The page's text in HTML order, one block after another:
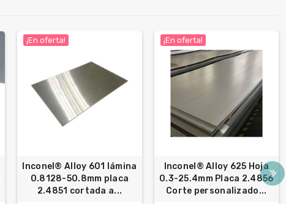
¡En oferta!
Inconel® Alloy 601 lámina
0.8128-50.8mm placa
2.4851 cortada a...
¡En oferta!
Inconel® Alloy 625 Hoja
0.3-25.4mm Placa 2.4856
Corte personalizado...